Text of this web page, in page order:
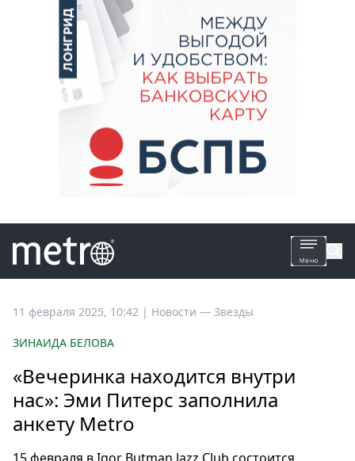
Все
Россия
Мир
Здоровье
11 февраля 2025, 10:42 | Новости — Звезды
ЗИНАИДА БЕЛОВА
«Вечеринка находится внутри
нас»: Эми Питерс заполнила
анкету Metro